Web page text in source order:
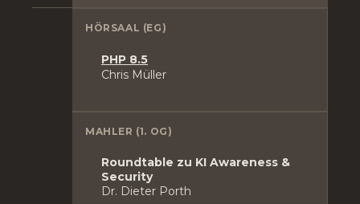
HÖRSAAL (EG)
PHP 8.5
Chris Müller
MAHLER (1. OG)
Roundtable zu KI Awareness &
Security
Dr. Dieter Porth